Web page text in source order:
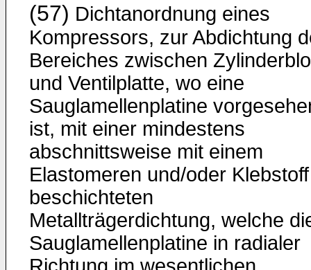
(57) Dichtanordnung eines
Kompressors, zur Abdichtung
Bereiches zwischen
und Ventilplatte, wo eine
Sauglamellenplatine
ist, mit einer mindestens
abschnittsweise mit einem
Elastomeren und/oder Klebstoff
beschichteten
Metallträgerdichtung, welche
Sauglamellenplatine in radialer